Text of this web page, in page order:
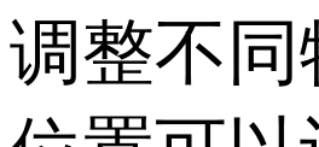
调整不同